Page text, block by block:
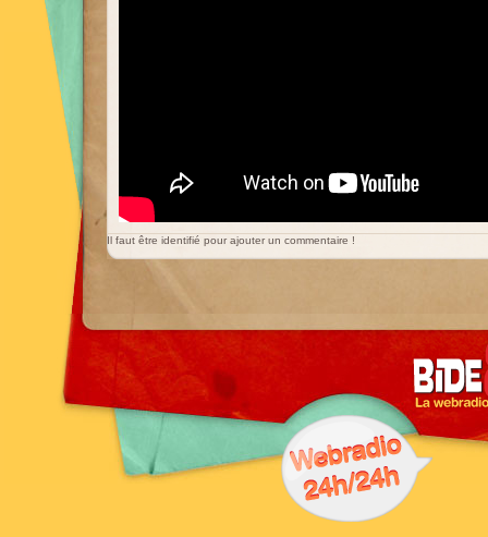
Il faut être identifié pour ajouter un commentaire !